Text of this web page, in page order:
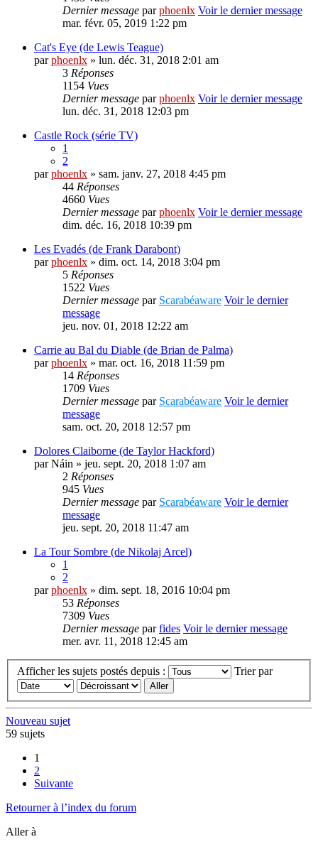
Dernier message parphoenlx Voir le dernier message
mar. févr. 05, 2019 1:22 pm
Cat's Eye (de Lewis Teague)
parphoenlx » lun. déc. 31, 2018 2:01 am
3 Réponses
1154 Vues
Dernier message parphoenlx Voir le dernier message
lun. déc. 31, 2018 12:03 pm
Castle Rock (série TV)
1
2
parphoenlx » sam. janv. 27, 2018 4:45 pm
44 Réponses
4660 Vues
Dernier message parphoenlx Voir le dernier message
dim. déc. 16, 2018 10:39 pm
Les Evadés (de Frank Darabont)
parphoenlx » dim. oct. 14, 2018 3:04 pm
5 Réponses
1522 Vues
Dernier message par Scarabéaware Voir le dernier
message
jeu. nov. 01, 2018 12:22 am
Carrie au Bal du Diable (de Brian de Palma)
parphoenlx » mar. oct. 16, 2018 11:59 pm
14 Réponses
1709 Vues
Dernier message par Scarabéaware Voir le dernier
message
sam. oct. 20, 2018 12:57 pm
Dolores Claiborne (de Taylor Hackford)
parNáin » jeu. sept. 20, 2018 1:07 am
2 Réponses
945 Vues
Dernier message par Scarabéaware Voir le dernier
message
jeu. sept. 20, 2018 11:47 am
La Tour Sombre (de Nikolaj Arcel)
1
2
parphoenlx » dim. sept. 18, 2016 10:04 pm
53 Réponses
7309 Vues
Dernier message parfides Voir le dernier message
mer. avr. 11, 2018 12:45 am
Afficher les sujets postés depuis : Trier par
Nouveau sujet
59 sujets
1
2
Suivante
Retourner à l’index du forum
Aller à